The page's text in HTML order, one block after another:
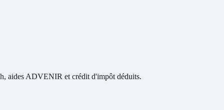
aides ADVENIR et crédit d'impôt déduits.